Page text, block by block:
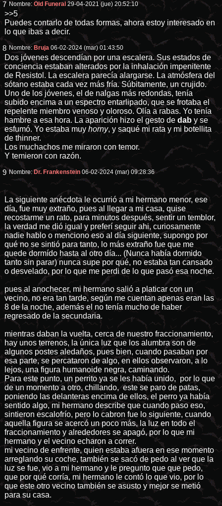
7 Nombre:Old Funeral 29-04-2021 (jue) 20:52:10
>>5
Puedes contarlo de todas formas, ahora estoy interesado en
lo que ibas a decir.
8 Nombre: Bruja 06-02-2024 (mar) 01:43:50
Dos jóvenes descendían por una escalera. Sus estados de
conciencia estaban alterados por la inhalación impenitente
de Resistol. La escalera parecía alargarse. La atmósfera del
sótano estaba cada vez más fría. Súbitamente, un crujido.
Uno de los jóvenes, el de nalgas más redondas, tenía
subido encima a un espectro entarlipado, que se frotaba el
repelente miembro venoso y oloroso. Olía a rabas. Yo tenía
hambre a esa hora. La aparición hizo el gesto de dab y se
esfumó. Yo estaba muy horny, y saqué mi rata y mi botellita
de thinner.
Los muchachos me miraron con temor.
Y temieron con razón.
9 Nombre:Dr. Frankenstein 06-02-2024 (mar) 09:28:36
La siguiente anécdota le ocurrió a mi hermano menor, ese
día, fue muy extraño, pues al llegar a mi casa, quise
recostarme un rato, para minutos después, sentir un temblor,
la verdad me dió igual y preferí seguir ahi, curiosamente
nadie hablo o menciono eso al día siguiente, supongo por
qué no se sintió para tanto, lo más extraño fue que me
quede dormído hasta al otro día... (Nunca había dormido
tanto sin parar) nunca supe por qué, no estaba tan cansado
o desvelado, por lo que me perdi de lo que pasó esa noche.
pues al anochecer, mi hermano salió a platicar con un
vecino, no era tan tarde, según me cuentan apenas eran las
8 de la noche, además el no tenía mucho de haber
regresado de la secundaria.
mientras daban la vuelta, cerca de nuestro fraccionamiento,
hay unos terrenos, la única luz que los alumbra son de
algunos postes aledaños, pues bien, cuando pasaban por
esa parte, se percataron de algo, en ellos observaron, a lo
lejos, una figura humanoide negra, caminando.
Para este punto, un perrito ya se les había unido, por lo que
de un momento a otro, chillando, este se paro de patas,
poniendo las delanteras encima de ellos, el perro ya había
sentido algo, mi hermano describe que cuando paso eso,
sintieron escalofrío, pero lo cabron fue lo siguiente, cuando
aquella figura se acercó un poco más, la luz en todo el
fraccionamiento y alrededores se apagó, por lo que mi
hermano y el vecino echaron a correr.
mi vecino de enfrente, quien estaba afuera en ese momento
arreglando su coche, también se sacó de pedo al ver que la
luz se fue, vio a mi hermano y le pregunto que que pedo,
que por qué corría, mi hermano le contó lo que vio, por lo
que este otro vecino también se asusto y mejor se metió
para su casa.